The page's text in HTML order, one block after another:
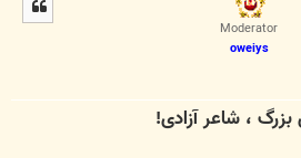
Moderator
oweiys